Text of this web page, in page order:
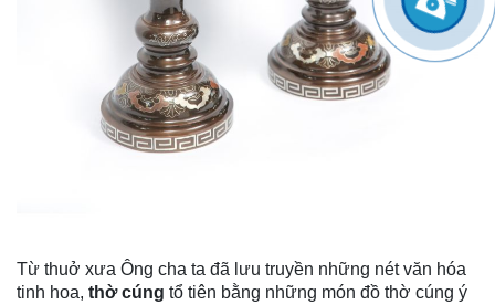
Từ thuở xưa Ông cha ta đã lưu truyền những nét văn hóa
tinh hoa, thờ cúng tổ tiên bằng những món đồ thờ cúng ý